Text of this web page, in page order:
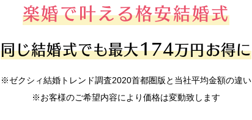
楽婚で叶える格安結婚式
同じ結婚式でも最大174万円お得に
※ゼクシィ結婚トレンド調査2020首都圏版と当社平均金額の違い
※お客様のご希望内容により価格は変動致します